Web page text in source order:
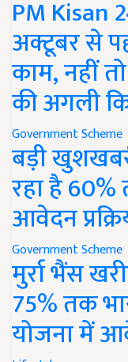
PM Kisan
अक्टूबर से
काम, नहीं
की अगली
Government Scheme
बड़ी
रहा है
आवेदन
Government Scheme
मुर्रा भैंस
75% तक
योजना में